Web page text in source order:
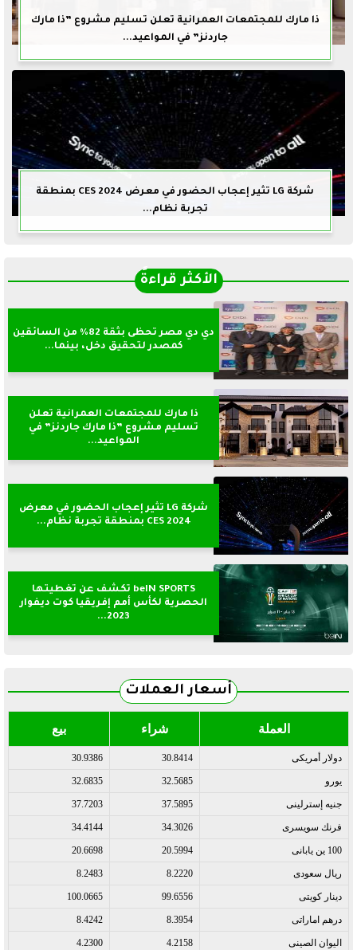
ذا مارك للمجتمعات العمرانية تعلن تسليم مشروع ”ذا مارك
جاردنز” في المواعيد...
شركة LG تثير إعجاب الحضور في معرض CES 2024 بمنطقة
تجربة نظام...
الأكثر قراءةً
دي دي مصر تحظى بثقة 82% من السائقين
كمصدر لتحقيق دخل، بينما...
ذا مارك للمجتمعات العمرانية تعلن
تسليم مشروع ”ذا مارك جاردنز” في
المواعيد...
شركة LG تثير إعجاب الحضور في معرض
CES 2024 بمنطقة تجربة نظام...
beIN SPORTS تكشف عن تغطيتها
الحصرية لكأس أمم إفريقيا كوت ديفوار
2023...
أسعار العملات
العملة شراء بيع
دولار أمريكى 30.8414
30.9386
يورو 32.5685
32.6835
جنيه إسترلينى 37.5895
37.7203
فرنك سويسرى 34.3026
34.4144
100 ين يابانى 20.5994
20.6698
ريال سعودى 8.2220
8.2483
دينار كويتى 99.6556
100.0665
درهم اماراتى 8.3954
8.4242
اليوان الصينى 4.2158
4.2300